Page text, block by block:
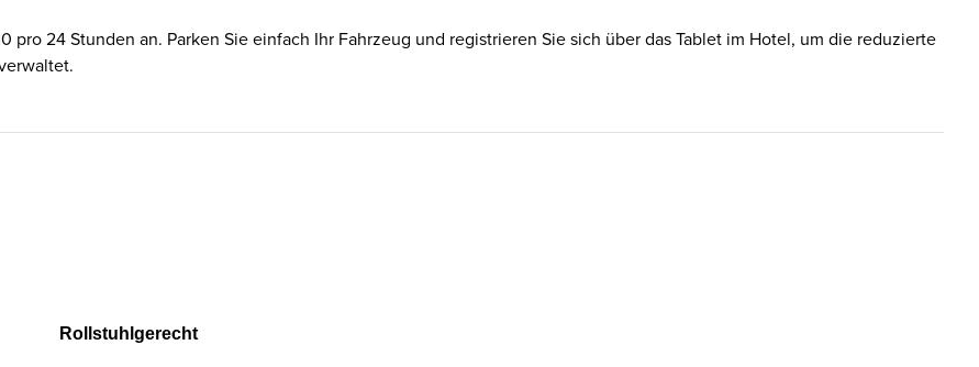
24 Stunden an. Parken Sie einfach Ihr Fahrzeug und registrieren Sie sich über das Tablet im Hotel, um die reduzierte
Rollstuhlgerecht